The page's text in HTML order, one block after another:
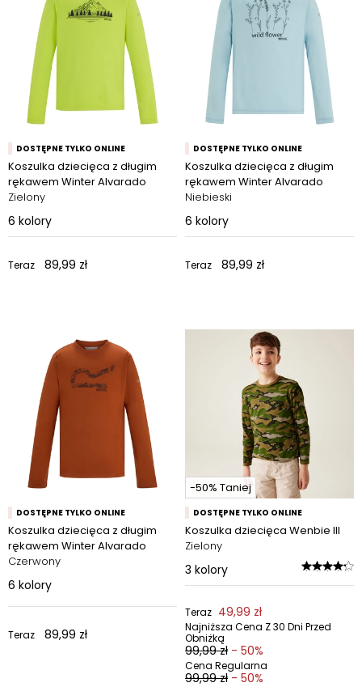
DOSTĘPNE TYLKO ONLINE
Koszulka dziecięca z długim
rękawem Winter Alvarado
Zielony
6 kolory
Teraz 89,99 zł
DOSTĘPNE TYLKO ONLINE
Koszulka dziecięca z długim
rękawem Winter Alvarado
Niebieski
6 kolory
Teraz 89,99 zł
DOSTĘPNE TYLKO ONLINE
Koszulka dziecięca z długim
rękawem Winter Alvarado
Czerwony
6 kolory
Teraz 89,99 zł
-50% Taniej
DOSTĘPNE TYLKO ONLINE
Koszulka dziecięca Wenbie III
Zielony
3 kolory
Teraz 49,99 zł
Najniższa Cena Z 30 Dni Przed
Obniżką
99,99 zł - 50%
Cena Regularna
99,99 zł - 50%